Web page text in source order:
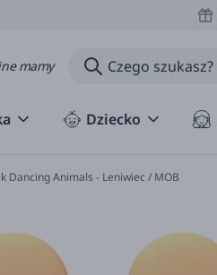
mamy
Dziecko
Dancing Animals - Leniwiec / MOB